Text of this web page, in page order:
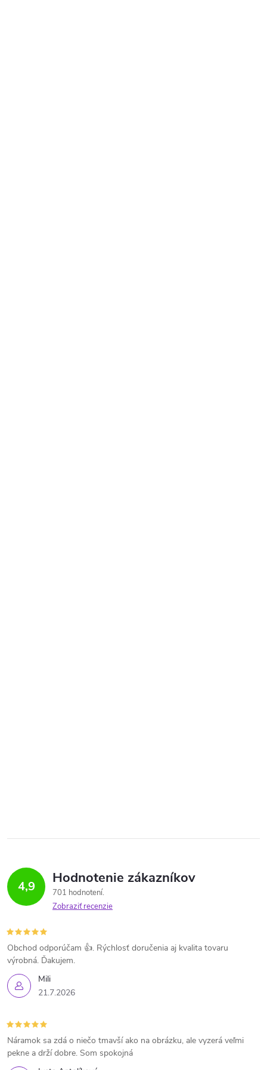
4,9 Hodnotenie zákazníkov
701 hodnotení
Zobraziť recenzie
Mili
21.7.2026
Obchod odporúčam 👍. Rýchlosť doručenia aj kvalita tovaru
výrobná. Ďakujem.
Náramok sa zdá o niečo tmavší ako na obrázku, ale vyzerá veľmi
pekne a drží dobre. Som spokojná